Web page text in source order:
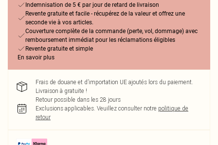
Indemnisation de 5 € par jour de retard de livraison
Revente gratuite et facile - récupérez de la valeur et offrez une
seconde vie à vos articles.
Couverture complète de la commande (perte, vol, dommage) avec
remboursement immédiat pour les réclamations éligibles
Revente gratuite et simple
En savoir plus
Frais de douane et d’importation UE ajoutés lors du paiement.
Livraison à gratuite !
Retour possible dans les 28 jours
Exclusions applicables. Veuillez consulter notre politique de
retour